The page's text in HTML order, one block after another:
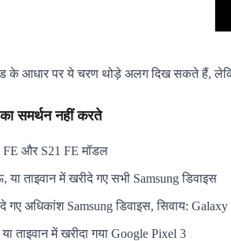
के आधार पर ये चरण थोड़े अलग दिख सकते हैं,
समर्थन नहीं करते
FE और S21 FE मॉडल
या ताइवान में खरीदे गए सभी Samsung डिवाइस
गए अधिकांश Samsung डिवाइस, सिवाय:
ताइवान में खरीदा गया Google Pixel 3